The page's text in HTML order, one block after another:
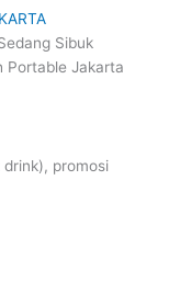
Sibuk
Portable Jakarta
promosi